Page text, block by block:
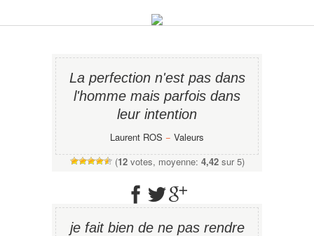
La perfection n'est pas dans
l'homme mais parfois dans
leur intention
Laurent ROS − Valeurs
(12votes, moyenne: 4,42sur 5)
je fait bien de ne pas rendre